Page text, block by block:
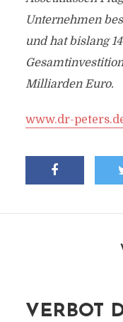
Unternehmen
und hat bislang
Milliarden Euro.
www.dr-
VERBOT